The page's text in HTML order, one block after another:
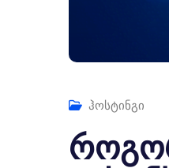
ჰოსტინგი